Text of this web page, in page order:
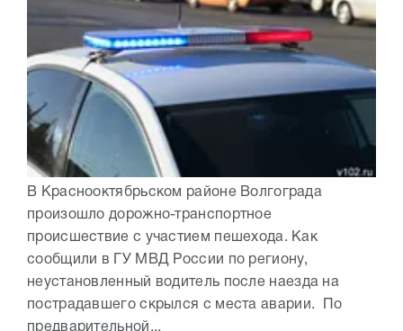
В Краснооктябрьском районе Волгограда
произошло дорожно-транспортное
происшествие с участием пешехода. Как
сообщили в ГУ МВД России по региону,
неустановленный водитель после наезда на
пострадавшего скрылся с места аварии. По
предварительной...